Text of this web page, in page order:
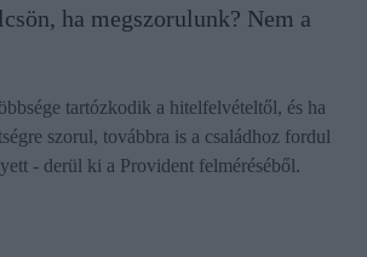
ha megszorulunk? Nem a
tartózkodik a hitelfelvételtől, és ha
szorul, továbbra is a családhoz fordul
- derül ki a Provident felméréséből.